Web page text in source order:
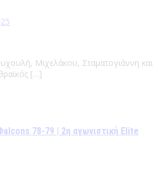
Μιχελάκου, Σταματογιάννη και
[…]
78-79 | 2η αγωνιστική Elite